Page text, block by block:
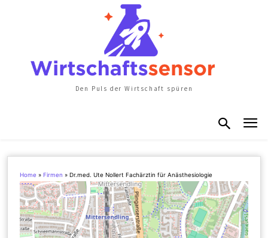
Den Puls der Wirtschaft spüren
Home » Firmen »Dr.med. Ute Nollert Fachärztin für Anästhesiologie